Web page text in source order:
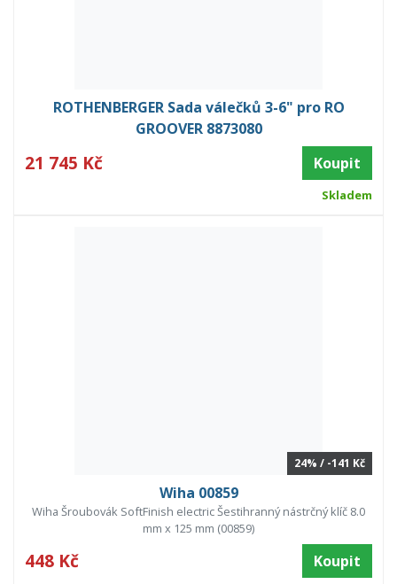
ROTHENBERGER Sada válečků 3-6" pro RO
GROOVER 8873080
21 745 Kč Koupit
Skladem
24% / -141 Kč
Wiha 00859
Wiha Šroubovák SoftFinish electric Šestihranný nástrčný klíč 8.0
mm x 125 mm (00859)
448 Kč Koupit